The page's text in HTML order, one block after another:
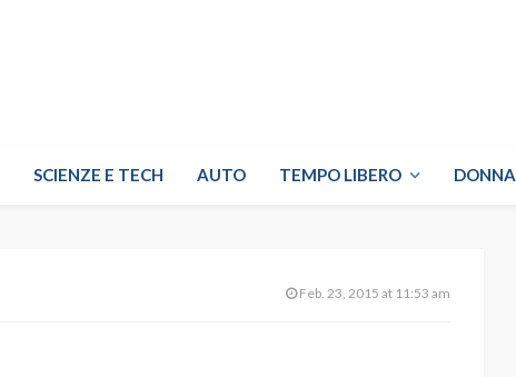
SCIENZE E TECH AUTO TEMPO LIBERO DONNA
Feb. 23, 2015 at 11:53 am